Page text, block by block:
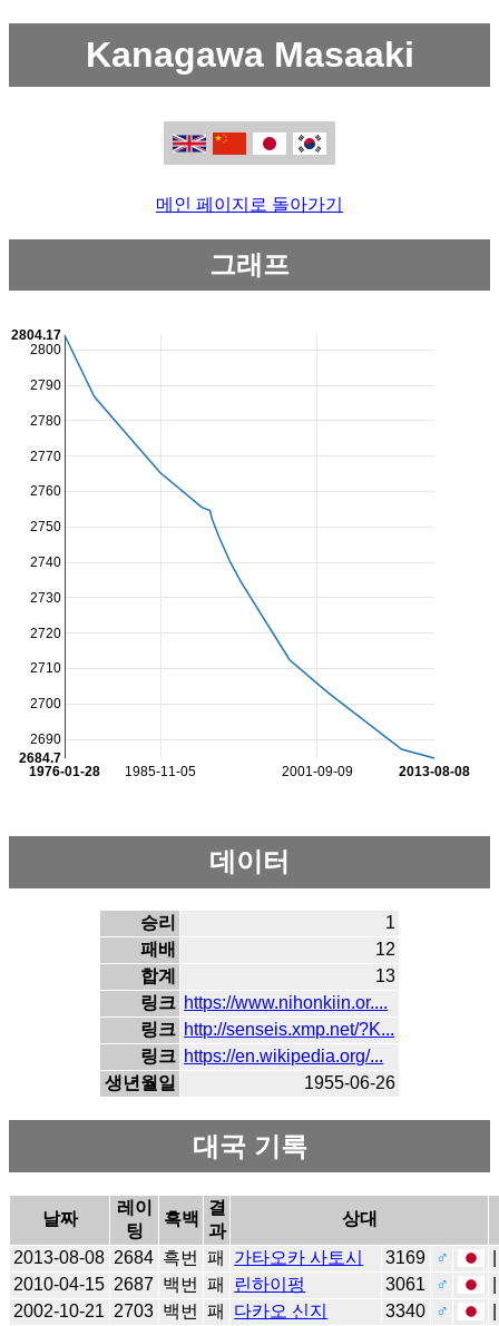
Kanagawa Masaaki
메인 페이지로 돌아가기
그래프
1985-11-05 2001-09-09
1976-01-28 2013-08-08
2690
2700
2710
2720
2730
2740
2750
2760
2770
2780
2790
2800
2684.7
2804.17
데이터
승리
1
패배
12
합계
13
링크 https://www.nihonkiin.or....
링크 http://senseis.xmp.net/?K...
링크 https://en.wikipedia.org/...
생년월일
1955-06-26
대국 기록
날짜
레이
팅
흑백
결
과
상대
2013-08-08 2684 흑번 패 가타오카 사토시 3169 ♂
2010-04-15 2687 백번 패 린하이펑 3061 ♂
2002-10-21 2703 백번 패 다카오 신지 3340 ♂